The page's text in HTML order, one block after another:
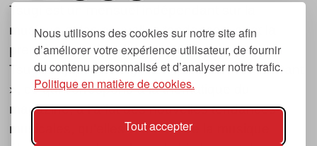
Nous utilisons des cookies sur notre site afin
d’améliorer votre expérience utilisateur, de fournir
du contenu personnalisé et d’analyser notre trafic.
Politique en matière de cookies.
Tout accepter
Tsugi est un mensuel indépendant sur la
musique et les nouvelles tendances, dont la
première parution date de 2007.
Tsugi en japonais signifie « prochain », « suivant
», ce qui correspond à la thématique du
magazine, à l’affût des nouvelles tendances
musicales, qu’elles viennent de la musique